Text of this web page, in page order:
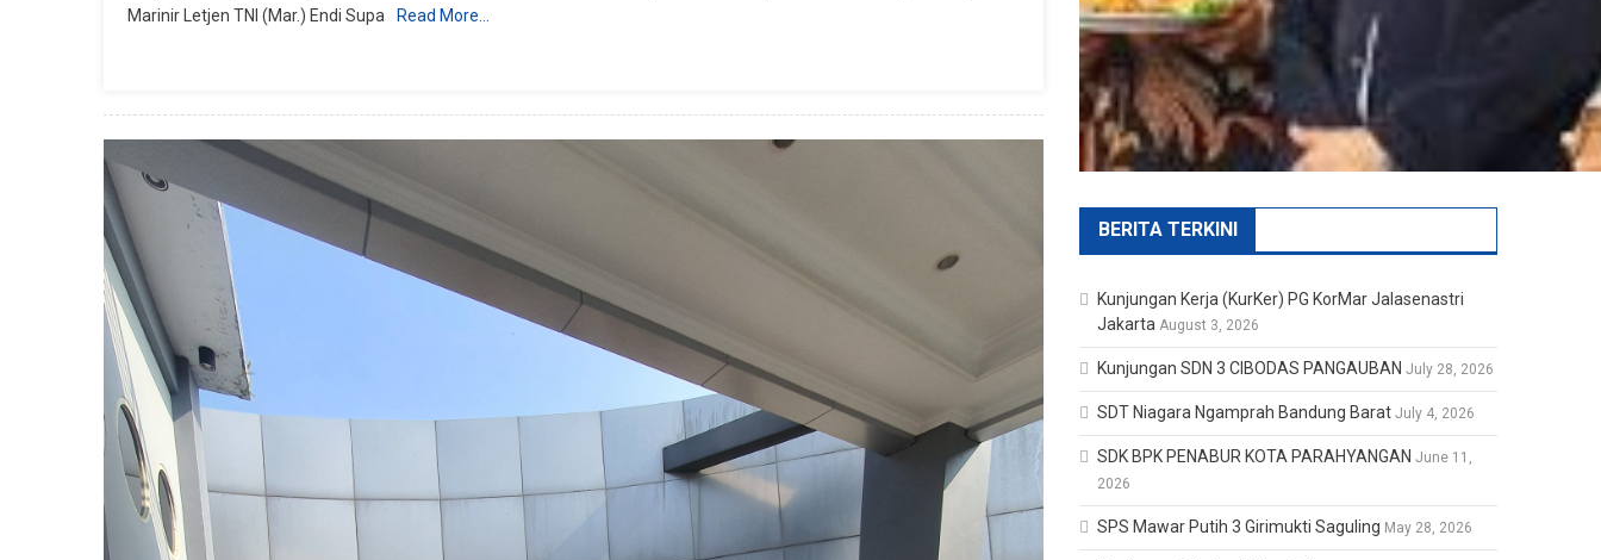
Marinir Letjen TNI (Mar.) Endi Supa
Read More…
BERITA TERKINI
Kunjungan Kerja (KurKer) PG KorMar Jalasenastri
Jakarta August 3, 2026
Kunjungan SDN 3 CIBODAS PANGAUBAN July 28, 2026
SDT Niagara Ngamprah Bandung Barat July 4, 2026
SDK BPK PENABUR KOTA PARAHYANGAN June 11,
2026
SPS Mawar Putih 3 Girimukti Saguling May 28, 2026